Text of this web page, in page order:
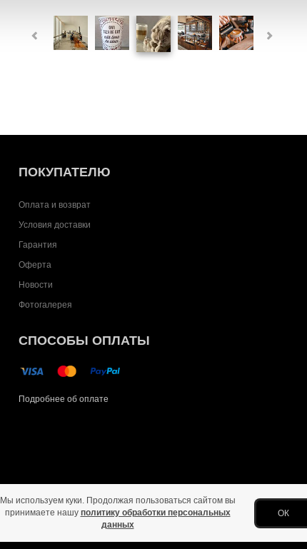
ПОКУПАТЕЛЮ
Оплата и возврат
Условия доставки
Гарантия
Оферта
Новости
Фотогалерея
СПОСОБЫ ОПЛАТЫ
Подробнее об оплате
Главная Политика конфиденциальности Оферта Новости Фото
Copyright © 2026 Все права защищены.
Мы используем куки. Продолжая пользоваться сайтом вы
принимаете нашу политику обработки персональных
данных
ОК